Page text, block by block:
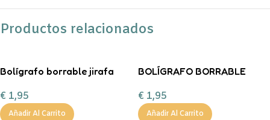
Productos relacionados
Bolígrafo borrable jirafa
€ 1,95
Añadir Al Carrito
BOLÍGRAFO BORRABLE
€ 1,95
Añadir Al Carrito